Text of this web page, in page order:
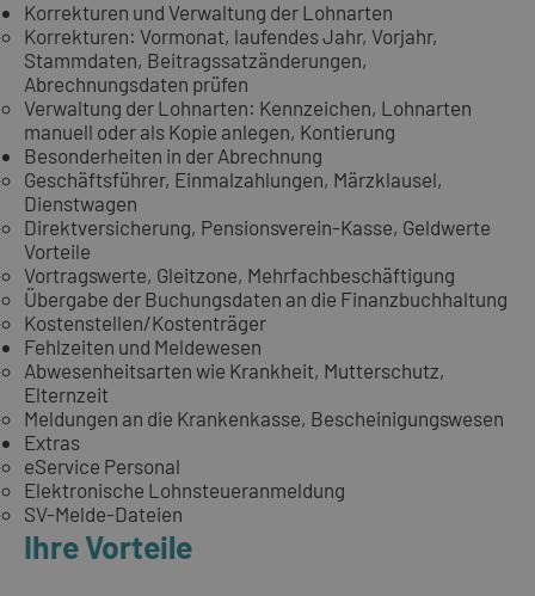
Korrekturen und Verwaltung der Lohnarten
Korrekturen: Vormonat, laufendes Jahr, Vorjahr,
Stammdaten, Beitragssatzänderungen,
Abrechnungsdaten prüfen
Verwaltung der Lohnarten: Kennzeichen, Lohnarten
manuell oder als Kopie anlegen, Kontierung
Besonderheiten in der Abrechnung
Geschäftsführer, Einmalzahlungen, Märzklausel,
Dienstwagen
Direktversicherung, Pensionsverein-Kasse, Geldwerte
Vorteile
Vortragswerte, Gleitzone, Mehrfachbeschäftigung
Übergabe der Buchungsdaten an die Finanzbuchhaltung
Kostenstellen/Kostenträger
Fehlzeiten und Meldewesen
Abwesenheitsarten wie Krankheit, Mutterschutz,
Elternzeit
Meldungen an die Krankenkasse, Bescheinigungswesen
Extras
eService Personal
Elektronische Lohnsteueranmeldung
SV-Melde-Dateien
Ihre Vorteile